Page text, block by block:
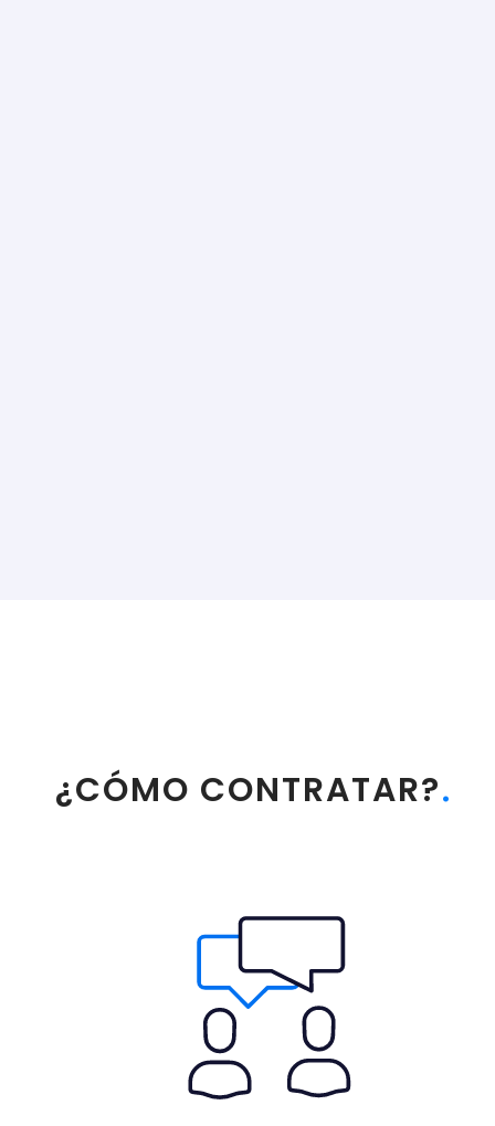
¿CÓMO CONTRATAR?